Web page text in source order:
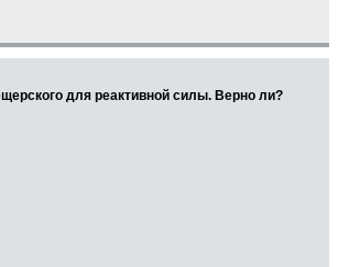
для реактивной силы. Верно ли?